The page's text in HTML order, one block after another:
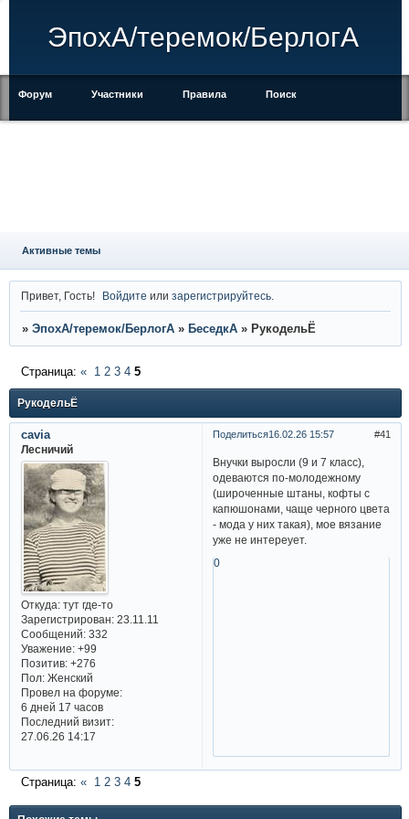
ЭпохА/теремок/БерлогА
Форум Участники Правила Поиск
Активные темы
Привет, Гость! Войдите илизарегистрируйтесь
» ЭпохА/теремок/БерлогА » БеседкА » РукодельЁ
РукодельЁ
Страница: « 1 2 3 4 5
Поделиться 41
16.02.26 15:57
cavia
Лесничий
Откуда:тут где-то
Зарегистрирован: 23.11.11
Сообщений:332
Уважение: +99
Позитив: +276
Пол:Женский
Провел на форуме:
6 дней 17 часов
Последний визит:
27.06.26 14:17
Внучки выросли (9 и 7 класс),
одеваются по-молодежному
(широченные штаны, кофты с
капюшонами, чаще черного цвета
- мода у них такая), мое вязание
уже не интереует.
0
Страница: « 1 2 3 4 5